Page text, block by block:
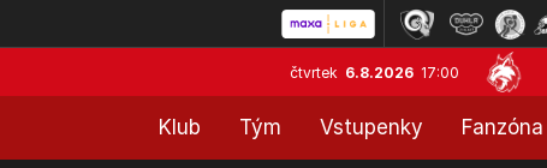
čtvrtek 6.8.2026 17:00
Klub Tým Vstupenky Fanzóna